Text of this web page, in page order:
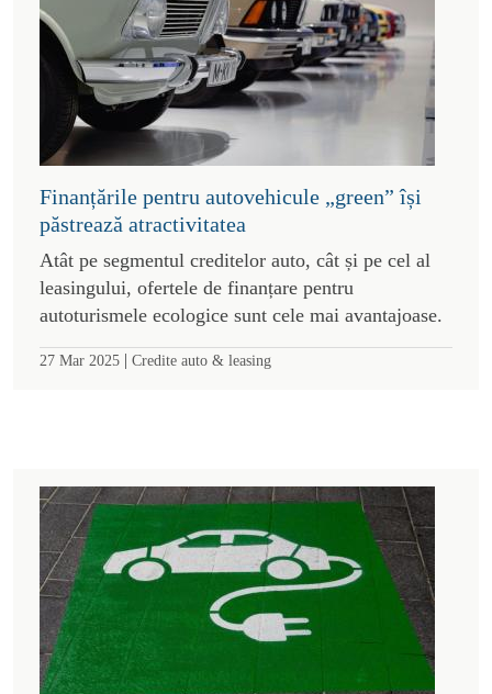
Finanțările pentru autovehicule „green” își
păstrează atractivitatea
Atât pe segmentul creditelor auto, cât și pe cel al
leasingului, ofertele de finanțare pentru
autoturismele ecologice sunt cele mai avantajoase.
27 Mar 2025 | Credite auto & leasing